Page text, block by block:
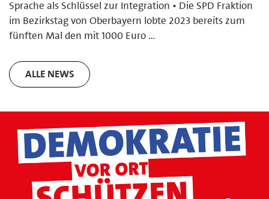
Sprache als Schlüssel zur Integration • Die SPD Fraktion
im Bezirkstag von Oberbayern lobte 2023 bereits zum
fünften Mal den mit 1000 Euro …
ALLE NEWS